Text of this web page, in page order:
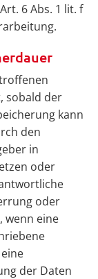
6 Abs. 1 lit. f
sobald der
kann
den
in
oder
oder
wenn eine
der Daten